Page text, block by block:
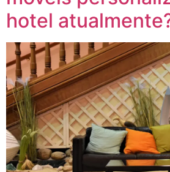
hotel